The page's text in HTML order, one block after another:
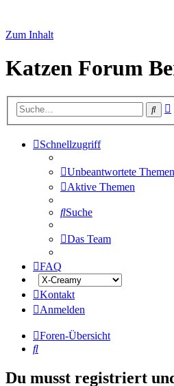
Zum Inhalt
Katzen Forum
Schnellzugriff
Unbeantwortete Themen
Aktive Themen
Suche
Das Team
FAQ
Kontakt
Anmelden
Foren-Übersicht
Suche
Du musst registriert